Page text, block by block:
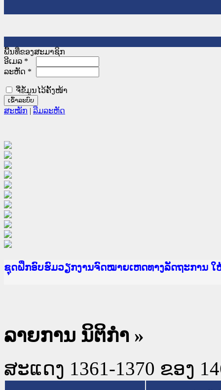
ພື້ນທີ່ຂອງສະມາຊິກ
ອີເມລ *
ລະຫັດ *
ຈື່ຂໍ້ມູນໄວ້ຄັ້ງໜ້າ
ສະໝັກ | ລືມລະຫັດ
Ministry of Justice Lao PDR
ເຜີຍແຜ່ວັບໄຊຈົດໝາຍເຫດທາງລັດຖະການ ແລະ ແອັ
ກະຊວງຍຸຕິທຳ
ຊຸດຝຶກອົບຮົມວຽກງານຈົດໝາຍເຫດທາງລັດຖະການ
ກອງປະຊຸມທົບທວນຄືນການຈັດຕັ້ງປະຕິບັດວຽກງານຈົ
ຝຶກອົບຮົມ ຜູ່ປະສານງານວຽກງານຈົດໝາຍເຫດທາງລັ
ຝຶກອົບຮົມ ຜູ່ປະສານງານວຽກງານຈົດໝາຍເຫດທາງລັ
ເຜີຍແຜ່ແອັບກົດໝາຍລາວ ແລະ ເວັບໄຊຈົດໝາຍເຫດ
ເຜີຍແຜ່ແອັບກົດໝາຍລາວ ແລະ ເວັບໄຊຈົດໝາຍເຫດ
ຍົກລະດັບວຽກງານຈົດໝາຍເຫດທາງລັດຖະການໃຫ້ຜູ້
ຊຸດຝຶກອົບຮົມວຽກງານຈົດໝາຍເຫດທາງລັດຖະການ ໃ
ລາຍການ ນິຕິກໍາ »
ສະແດງ 1361-1370 ຂອງ